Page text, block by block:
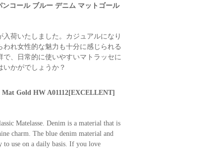
コール ブルー デニム マットゴール
荷いたしました。カジュアルになり
れ女性的な魅力も十分に感じられる
、日常的に使いやすいマトラッセに
かがでしょうか？
Gold HW A01112[EXCELLENT]
Matelasse. Denim is a material that is
charm. The blue denim material and
to use on a daily basis. If you love